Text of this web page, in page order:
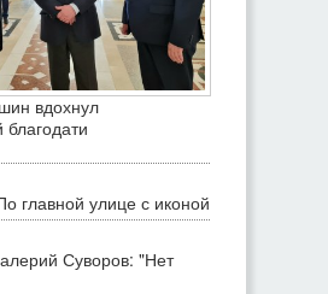
вдохнул
благодати
главной улице с иконой
Суворов: "Нет